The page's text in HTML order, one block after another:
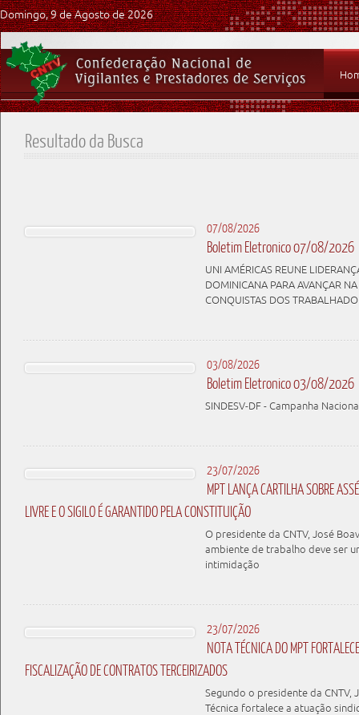
Domingo, 9 de Agosto de 2026
Resultado da Busca
07/08/2026
Boletim Eletronico 07/08/2026
UNI AMÉRICAS REUNE
DOMINICANA PARA AVANÇAR
CONQUISTAS DOS
03/08/2026
Boletim Eletronico 03/08/2026
SINDESV-DF - Campanha
23/07/2026
MPT LANÇA CARTILHA SOBRE
LIVRE E O SIGILO É GARANTIDO PELA CONSTITUIÇÃO
O presidente da CNTV, José
ambiente de trabalho deve ser
intimidação
23/07/2026
NOTA TÉCNICA DO MPT
FISCALIZAÇÃO DE CONTRATOS TERCEIRIZADOS
Segundo o presidente da CNTV,
Técnica fortalece a atuação